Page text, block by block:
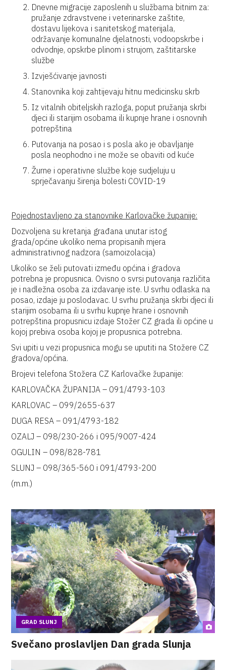
Dnevne migracije zaposlenih u službama bitnim za:
pružanje zdravstvene i veterinarske zaštite,
dostavu lijekova i sanitetskog materijala,
održavanje komunalne djelatnosti, vodoopskrbe i
odvodnje, opskrbe plinom i strujom, zaštitarske
službe
Izvješćivanje javnosti
Stanovnika koji zahtijevaju hitnu medicinsku skrb
Iz vitalnih obiteljskih razloga, poput pružanja skrbi
djeci ili starijim osobama ili kupnje hrane i osnovnih
potrepština
Putovanja na posao i s posla ako je obavljanje
posla neophodno i ne može se obaviti od kuće
Žurne i operativne službe koje sudjeluju u
sprječavanju širenja bolesti COVID-19
Pojednostavljeno za stanovnike Karlovačke županije:
Dozvoljena su kretanja građana unutar istog
grada/općine ukoliko nema propisanih mjera
administrativnog nadzora (samoizolacija)
Ukoliko se želi putovati između općina i gradova
potrebna je propusnica. Ovisno o svrsi putovanja različita
je i nadležna osoba za izdavanje iste. U svrhu odlaska na
posao, izdaje ju poslodavac. U svrhu pružanja skrbi djeci ili
starijim osobama ili u svrhu kupnje hrane i osnovnih
potrepština propusnicu izdaje Stožer CZ grada ili općine u
kojoj prebiva osoba kojoj je propusnica potrebna.
Svi upiti u vezi propusnica mogu se uputiti na Stožere CZ
gradova/općina.
Brojevi telefona Stožera CZ Karlovačke županije:
KARLOVAČKA ŽUPANIJA – 091/4793-103
KARLOVAC – 099/2655-637
DUGA RESA – 091/4793-182
OZALJ – 098/230-266 i 095/9007-424
OGULIN – 098/828-781
SLUNJ – 098/365-560 i 091/4793-200
(m.m.)
GRAD SLUNJ
Svečano proslavljen Dan grada Slunja